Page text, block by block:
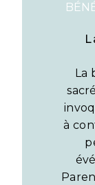
La
à